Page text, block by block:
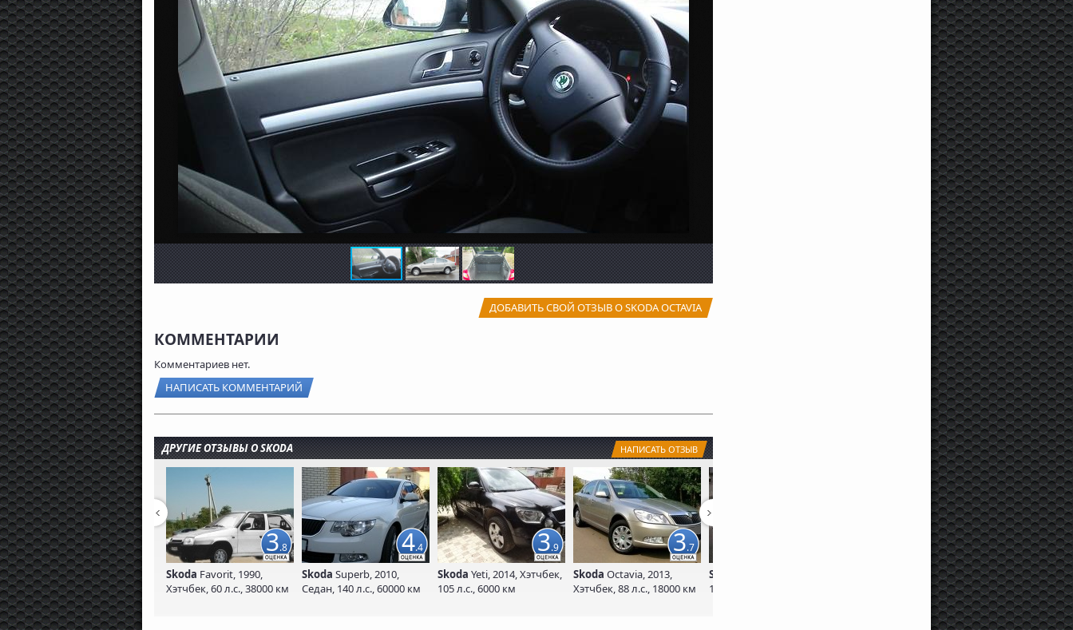
ДОБАВИТЬ СВОЙ ОТЗЫВ О SKODA OCTAVIA
КОММЕНТАРИИ
Комментариев нет.
НАПИСАТЬ КОММЕНТАРИЙ
ДРУГИЕ ОТЗЫВЫ О SKODA НАПИСАТЬ ОТЗЫВ
3.8
Skoda Favorit, 1990,
Хэтчбек, 60 л.с., 38000 км
4.4
Skoda Superb, 2010,
Седан, 140 л.с., 60000 км
3.9
Skoda Yeti, 2014, Хэтчбек,
105 л.с., 6000 км
3.7
Skoda Octavia, 2013,
Хэтчбек, 88 л.с., 18000 км
Skoda
105 л.с., 15000 км
4.2
Rapid, 2015,
SkodaFabia II
2012, Универсал,
5500 км